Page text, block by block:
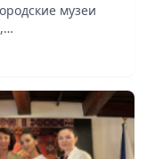
музеи